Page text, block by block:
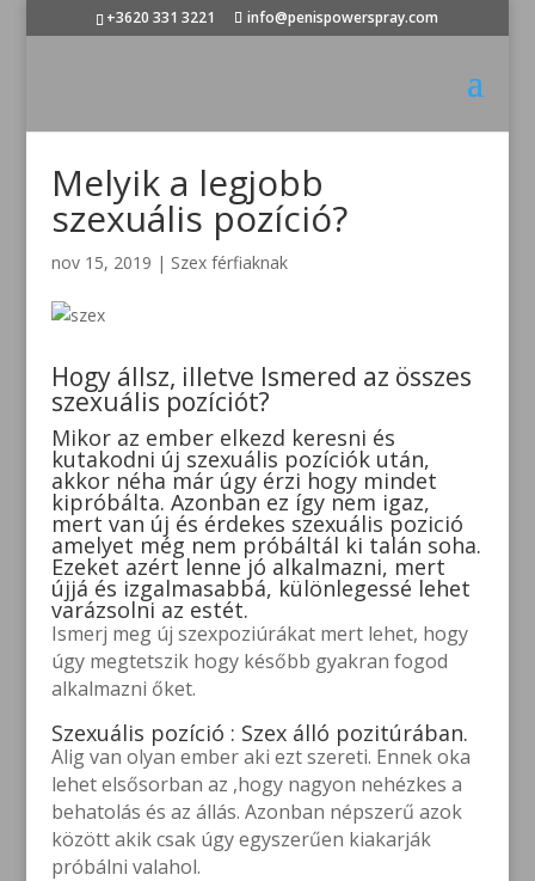
+3620 331 3221 info@penispowerspray.com
Melyik a legjobb
szexuális pozíció?
nov 15, 2019 | Szex férfiaknak
Hogy állsz, illetve Ismered az összes
szexuális pozíciót?
Mikor az ember elkezd keresni és
kutakodni új szexuális pozíciók után,
akkor néha már úgy érzi hogy mindet
kipróbálta. Azonban ez így nem igaz,
mert van új és érdekes szexuális pozició
amelyet még nem próbáltál ki talán soha.
Ezeket azért lenne jó alkalmazni, mert
újjá és izgalmasabbá, különlegessé lehet
varázsolni az estét.
Ismerj meg új szexpoziúrákat mert lehet, hogy
úgy megtetszik hogy később gyakran fogod
alkalmazni őket.
Szexuális pozíció : Szex álló pozitúrában.
Alig van olyan ember aki ezt szereti. Ennek oka
lehet elsősorban az ,hogy nagyon nehézkes a
behatolás és az állás. Azonban népszerű azok
között akik csak úgy egyszerűen kiakarják
próbálni valahol.